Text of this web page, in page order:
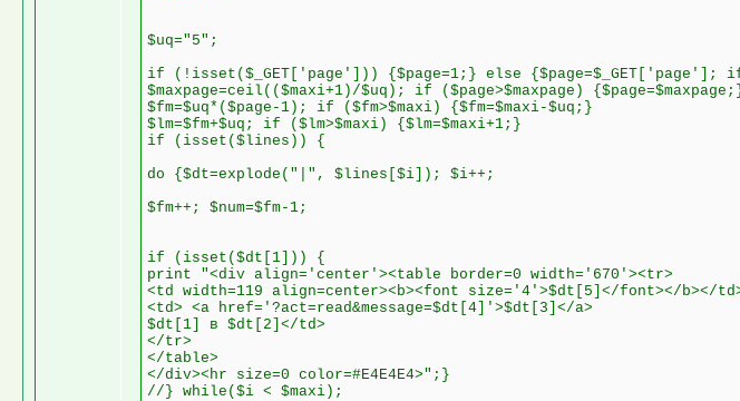
$uq="5";
if (!isset($_GET['page'])) {$page=1;} else {$page=$_GET['page'];
$maxpage=ceil(($maxi+1)/$uq); if ($page>$maxpage)
$fm=$uq*($page-1); if ($fm>$maxi) {$fm=$maxi-$uq;}
$lm=$fm+$uq; if ($lm>$maxi) {$lm=$maxi+1;}
if (isset($lines)) {
do {$dt=explode("|", $lines[$i]); $i++;
$fm++; $num=$fm-1;
if (isset($dt[1])) {
print "<div align='center'><table border=0 width='670'><tr>
<td width=119 align=center><b><font size='4'>$dt[5]</font></b></
<td> <a href='?act=read&message=$dt[4]'>$dt[3]</a>
$dt[1] в $dt[2]</td>
</tr>
</table>
</div><hr size=0 color=#E4E4E4>";}
//} while($i < $maxi);